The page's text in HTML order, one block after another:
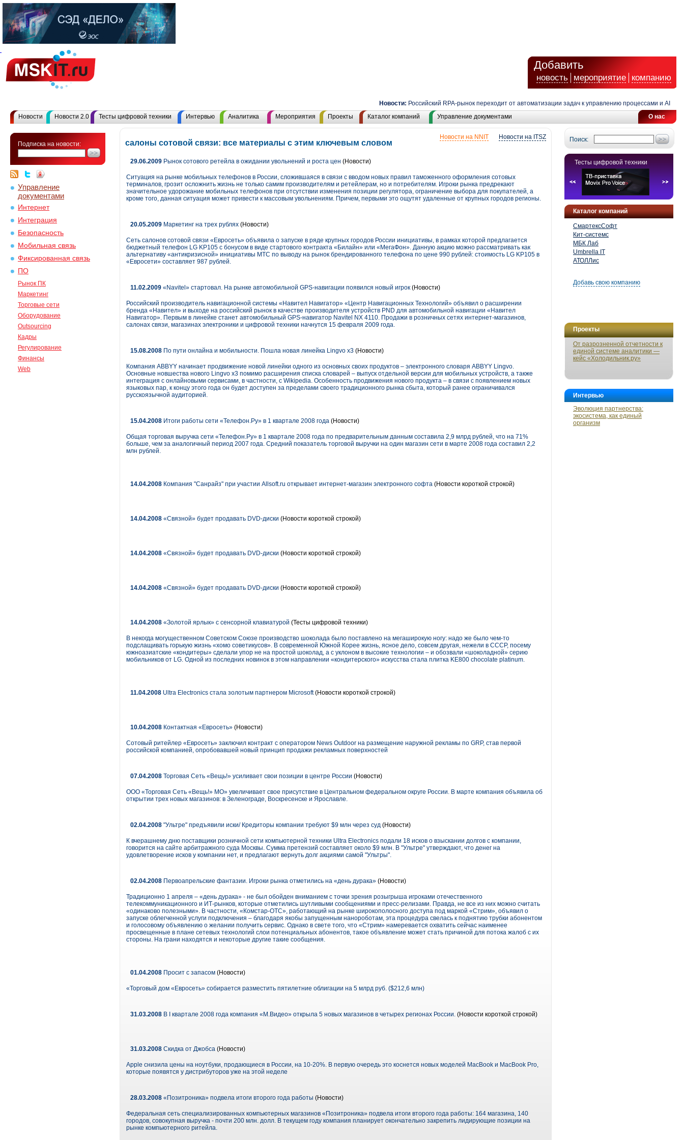
Добавить
новость мероприятие компанию
Новости: Российский RPA-рынок переходит от автоматизации задач к управлению процессами и AI
О нас
Новости Новости 2.0 Тесты цифровой техники Интервью Аналитика Мероприятия Проекты Каталог компаний Управление документами
Подписка на новости:
Управление
документами
Интернет
Интеграция
Безопасность
Мобильная связь
Фиксированная связь
ПО
Рынок ПК
Маркетинг
Торговые сети
Оборудование
Outsourcing
Кадры
Регулирование
Финансы
Web
Поиск:
Тесты цифровой техники
Каталог компаний
СмартексСофт
Кит-системс
МБК Лаб
Umbrella IT
АТОЛЛис
Добавь свою компанию
Проекты
От разрозненной отчетности к
единой системе аналитики —
кейс «Холодильник.ру»
Интервью
Эволюция партнерства:
экосистема, как единый
организм
Новости на ITSZ
Новости на NNIT
салоны сотовой связи: все материалы с этим ключевым словом
29.06.2009 Рынок сотового ретейла в ожидании увольнений и роста цен (Новости)
Ситуация на рынке мобильных телефонов в России, сложившаяся в связи с вводом новых правил таможенного оформления сотовых
терминалов, грозит осложнить жизнь не только самим производителям и ретейлерам, но и потребителям. Игроки рынка предрекают
значительное удорожание мобильных телефонов при отсутствии изменения позиции регулятора, ограничение выбора для покупателей, а
кроме того, данная ситуация может привести к массовым увольнениям. Причем, первыми это ощутят удаленные от крупных городов регионы.
20.05.2009 Маркетинг на трех рублях (Новости)
Сеть салонов сотовой связи «Евросеть» объявила о запуске в ряде крупных городов России инициативы, в рамках которой предлагается
бюджетный телефон LG KP105 с бонусом в виде стартового контракта «Билайн» или «МегаФон». Данную акцию можно рассматривать как
альтернативу «антикризисной» инициативы МТС по выводу на рынок брендированного телефона по цене 990 рублей: стоимость LG KP105 в
«Евросети» составляет 987 рублей.
11.02.2009 «Navitel» стартовал. На рынке автомобильной GPS-навигации появился новый игрок (Новости)
Российский производитель навигационной системы «Навител Навигатор» «Центр Навигационных Технологий» объявил о расширении
бренда «Навител» и выходе на российский рынок в качестве производителя устройств PND для автомобильной навигации «Навител
Навигатор». Первым в линейке станет автомобильный GPS-навигатор Navitel NX 4110. Продажи в розничных сетях интернет-магазинов,
салонах связи, магазинах электроники и цифровой техники начнутся 15 февраля 2009 года.
15.08.2008 По пути онлайна и мобильности. Пошла новая линейка Lingvo x3 (Новости)
Компания ABBYY начинает продвижение новой линейки одного из основных своих продуктов – электронного словаря ABBYY Lingvo.
Основные новшества нового Lingvo x3 помимо расширения списка словарей – выпуск отдельной версии для мобильных устройств, а также
интеграция с онлайновыми сервисами, в частности, с Wikipedia. Особенность продвижения нового продукта – в связи с появлением новых
языковых пар, к концу этого года он будет доступен за пределами своего традиционного рынка сбыта, который ранее ограничивался
русскоязычной аудиторией.
15.04.2008 Итоги работы сети «Телефон.Ру» в 1 квартале 2008 года (Новости)
Общая торговая выручка сети «Телефон.Ру» в 1 квартале 2008 года по предварительным данным составила 2,9 млрд рублей, что на 71%
больше, чем за аналогичный период 2007 года. Средний показатель торговой выручки на один магазин сети в марте 2008 года составил 2,2
млн рублей.
14.04.2008 Компания "Санрайз" при участии Allsoft.ru открывает интернет-магазин электронного софта (Новости короткой строкой)
14.04.2008 «Связной» будет продавать DVD-диски (Новости короткой строкой)
14.04.2008 «Связной» будет продавать DVD-диски (Новости короткой строкой)
14.04.2008 «Связной» будет продавать DVD-диски (Новости короткой строкой)
14.04.2008 «Золотой ярлык» с сенсорной клавиатурой (Тесты цифровой техники)
В некогда могущественном Советском Союзе производство шоколада было поставлено на мегаширокую ногу: надо же было чем-то
подслащивать горькую жизнь «хомо советикусов». В современной Южной Корее жизнь, ясное дело, совсем другая, нежели в СССР, посему
южноазиатские «кондитеры» сделали упор не на простой шоколад, а с уклоном в высокие технологии – и обозвали «шоколадной» серию
мобильников от LG. Одной из последних новинок в этом направлении «кондитерского» искусства стала плитка KE800 chocolate platinum.
11.04.2008 Ultra Electronics стала золотым партнером Microsoft(Новости короткой строкой)
10.04.2008 Контактная «Евросеть» (Новости)
Сотовый ритейлер «Евросеть» заключил контракт с оператором News Outdoor на размещение наружной рекламы по GRP, став первой
российской компанией, опробовавшей новый принцип продажи рекламных поверхностей
07.04.2008 Торговая Сеть «Вещь!» усиливает свои позиции в центре России (Новости)
ООО «Торговая Сеть «Вещь!» МО» увеличивает свое присутствие в Центральном федеральном округе России. В марте компания объявила об
открытии трех новых магазинов: в Зеленограде, Воскресенске и Ярославле.
02.04.2008 "Ультре" предъявили иски/ Кредиторы компании требуют $9 млн через суд (Новости)
К вчерашнему дню поставщики розничной сети компьютерной техники Ultra Electronics подали 18 исков о взыскании долгов с компании,
говорится на сайте арбитражного суда Москвы. Сумма претензий составляет около $9 млн. В "Ультре" утверждают, что денег на
удовлетворение исков у компании нет, и предлагают вернуть долг акциями самой "Ультры".
02.04.2008 Первоапрельские фантазии. Игроки рынка отметились на «день дурака» (Новости)
Традиционно 1 апреля – «день дурака» - не был обойден вниманием с точки зрения розыгрыша игроками отечественного
телекоммуникационного и ИТ-рынков, которые отметились шутливыми сообщениями и пресс-релизами. Правда, не все из них можно считать
«одинаково полезными». В частности, «Комстар-ОТС», работающий на рынке широкополосного доступа под маркой «Стрим», объявил о
запуске облегченной услуги подключения – благодаря якобы запущенным нанороботам, эта процедура свелась к поднятию трубки абонентом
и голосовому объявлению о желании получить сервис. Однако в свете того, что «Стрим» намеревается охватить сейчас наименее
просвещенные в плане сетевых технологий слои потенциальных абонентов, такое объявление может стать причиной для потока жалоб с их
стороны. На грани находятся и некоторые другие такие сообщения.
01.04.2008 Просит с запасом (Новости)
«Торговый дом «Евросеть» собирается разместить пятилетние облигации на 5 млрд руб. ($212,6 млн)
31.03.2008 В I квартале 2008 года компания «М.Видео» открыла 5 новых магазинов в четырех регионах России. (Новости короткой строкой)
31.03.2008 Скидка от Джобса (Новости)
Apple снизила цены на ноутбуки, продающиеся в России, на 10-20%. В первую очередь это коснется новых моделей MacBook и MacBook Pro,
которые появятся у дистрибуторов уже на этой неделе
28.03.2008 «Позитроника» подвела итоги второго года работы (Новости)
Федеральная сеть специализированных компьютерных магазинов «Позитроника» подвела итоги второго года работы: 164 магазина, 140
городов, совокупная выручка - почти 200 млн. долл. В текущем году компания планирует окончательно закрепить лидирующие позиции на
рынке компьютерного ритейла.